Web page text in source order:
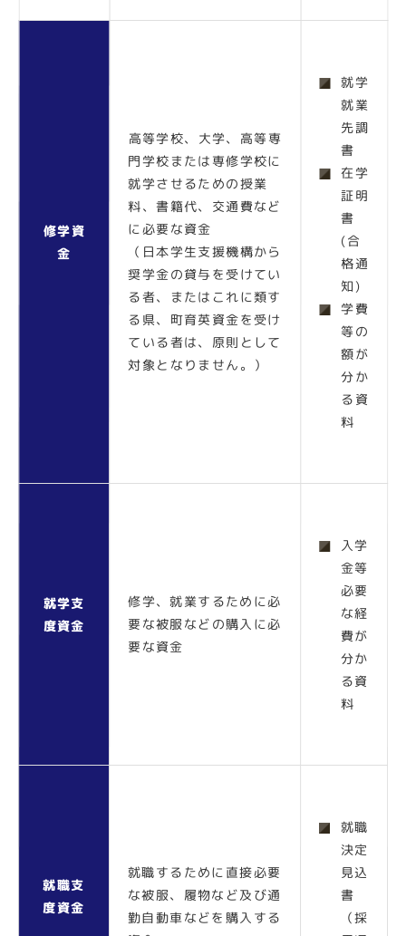
修学資
金
高等学校、大学、高等専
門学校または専修学校に
就学させるための授業
料、書籍代、交通費など
に必要な資金
（日本学生支援機構から
奨学金の貸与を受けてい
る者、またはこれに類す
る県、町育英資金を受け
ている者は、原則として
対象となりません。）
就学
就業
先調
書
在学
証明
書
(合
格通
知)
学費
等の
額が
分か
る資
料
就学支
度資金
修学、就業するために必
要な被服などの購入に必
要な資金
入学
金等
必要
な経
費が
分か
る資
料
就職支
度資金
就職するために直接必要
な被服、履物など及び通
勤自動車などを購入する
就職
決定
見込
書
（採